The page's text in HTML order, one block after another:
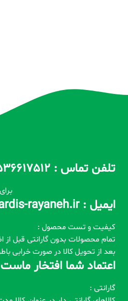
تلفن تماس : 02536617512 - 09126527173 - 09100557173 ساعات پاسخگویی : 10 الی 14 / 17 الی 22
ایمیل : shop@pardis-rayaneh.ir
کیفیت و تست محصول :
بعد از تحویل کالا در صورت خرابی
اعتماد شما افتخار ماست
گارانتی :